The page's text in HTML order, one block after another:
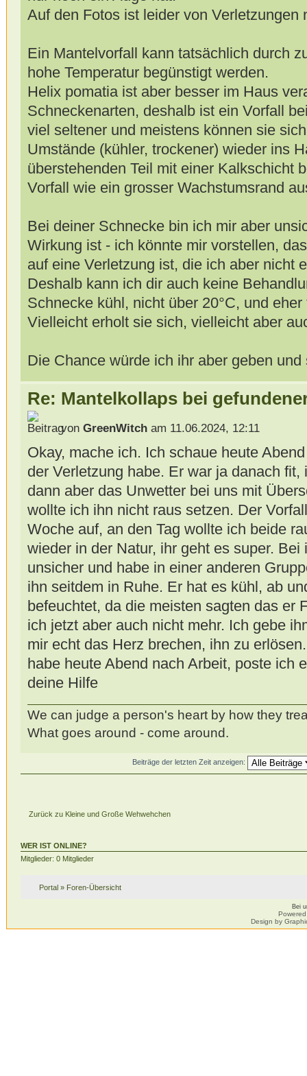
Auf den Fotos ist leider von Verletzungen
Ein Mantelvorfall kann tatsächlich durch
hohe Temperatur begünstigt werden.
Helix pomatia ist aber besser im Haus
Schneckenarten, deshalb ist ein Vorfall
viel seltener und meistens können sie
Umstände (kühler, trockener) wieder ins
überstehenden Teil mit einer Kalkschicht
Vorfall wie ein grosser Wachstumsrand
Bei deiner Schnecke bin ich mir aber
Wirkung ist - ich könnte mir vorstellen,
auf eine Verletzung ist, die ich aber nicht
Deshalb kann ich dir auch keine
Schnecke kühl, nicht über 20°C, und eher
Vielleicht erholt sie sich, vielleicht aber
Die Chance würde ich ihr aber geben
Re: Mantelkollaps bei
von GreenWitcham 11.06.2024, 12:11
Okay, mache ich. Ich schaue heute
der Verletzung habe. Er war ja danach
dann aber das Unwetter bei uns mit
wollte ich ihn nicht raus setzen. Der
Woche auf, an den Tag wollte ich beide
wieder in der Natur, ihr geht es super. Bei
unsicher und habe in einer anderen
ihn seitdem in Ruhe. Er hat es kühl, ab
befeuchtet, da die meisten sagten das er
ich jetzt aber auch nicht mehr. Ich gebe
mir echt das Herz brechen, ihn zu
habe heute Abend nach Arbeit, poste ich
deine Hilfe
We can judge a person's heart by how they
What goes around - come around.
Beiträge der letzten Zeit anzeigen:
Zurück zu Kleine und Große Wehwehchen
WER IST ONLINE?
Mitglieder: 0 Mitglieder
Portal» Foren-Übersicht
Bei
Design by